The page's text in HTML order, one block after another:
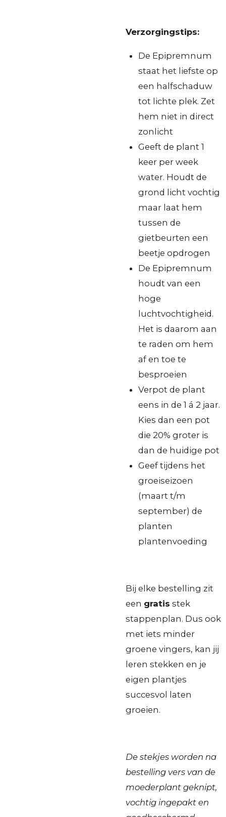
Verzorgingstips:
De Epipremnum
staat het liefste op
een halfschaduw
tot lichte plek. Zet
hem niet in direct
zonlicht
Geeft de plant 1
keer per week
water. Houdt de
grond licht vochtig
maar laat hem
tussen de
gietbeurten een
beetje opdrogen
De Epipremnum
houdt van een
hoge
luchtvochtigheid.
Het is daarom aan
te raden om hem
af en toe te
besproeien
Verpot de plant
eens in de 1 á 2 jaar.
Kies dan een pot
die 20% groter is
dan de huidige pot
Geef tijdens het
groeiseizoen
(maart t/m
september) de
planten
plantenvoeding
Bij elke bestelling zit
een gratis stek
stappenplan. Dus ook
met iets minder
groene vingers, kan jij
leren stekken en je
eigen plantjes
succesvol laten
groeien.
De stekjes worden na
bestelling vers van de
moederplant geknipt,
vochtig ingepakt en